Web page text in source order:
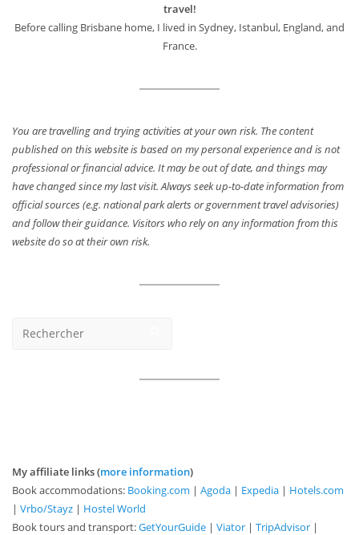
travel!
Before calling Brisbane home, I lived in Sydney, Istanbul, England, and
France.
You are travelling and trying activities at your own risk. The content
published on this website is based on my personal experience and is not
professional or financial advice. It may be out of date, and things may
have changed since my last visit. Always seek up-to-date information from
official sources (e.g. national park alerts or government travel advisories)
and follow their guidance. Visitors who rely on any information from this
website do so at their own risk.
My affiliate links (more information)
Book accommodations: Booking.com | Agoda | Expedia | Hotels.com
| Vrbo/Stayz | Hostel World
Book tours and transport:GetYourGuide | Viator | TripAdvisor |